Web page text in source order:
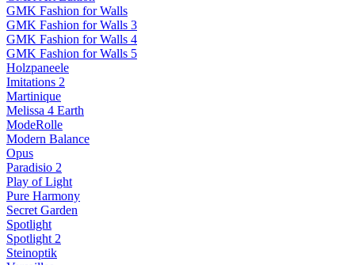
GMK Fashion for Walls
GMK Fashion for Walls 3
GMK Fashion for Walls 4
GMK Fashion for Walls 5
Holzpaneele
Imitations 2
Martinique
Melissa 4 Earth
ModeRolle
Modern Balance
Opus
Paradisio 2
Play of Light
Pure Harmony
Secret Garden
Spotlight
Spotlight 2
Steinoptik